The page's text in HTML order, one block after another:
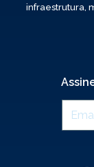
infraestrutura,